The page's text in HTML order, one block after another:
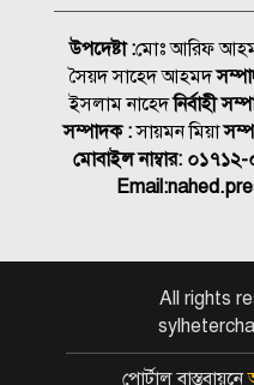
উপদেষ্টা :মোঃ আরিফ
সৈয়দ সাহেদ আহমদ
ইসলাম নাহেদনির্বাহী
সম্পাদক :সায়মন মিয়া
মোবাইল নাম্বার:
Email:
All rights
পোর্টাল বাস্তবায়নে